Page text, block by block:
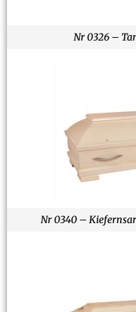
Nr 0326 –
Nr 0340 –